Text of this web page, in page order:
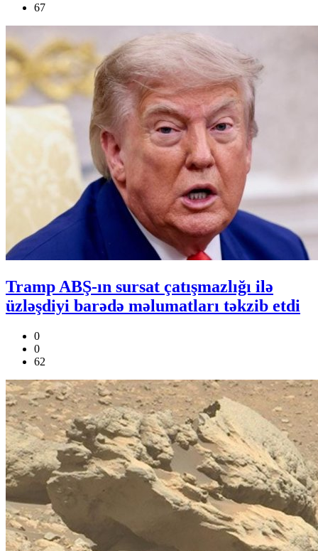
67
Tramp ABŞ-ın sursat çatışmazlığı ilə
üzləşdiyi barədə məlumatları təkzib etdi
0
0
62